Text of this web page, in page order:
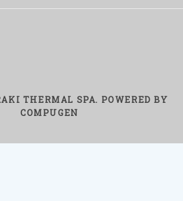
THERMAL SPA. POWERED BY
COMPUGEN